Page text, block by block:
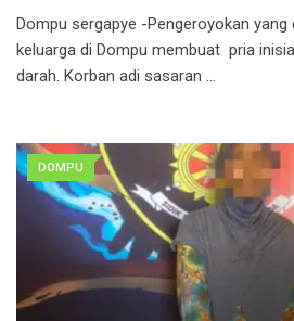
Dompu sergapye -Pengeroyokan yang
keluarga di Dompu membuat pria
darah. Korban adi sasaran …
DOMPU